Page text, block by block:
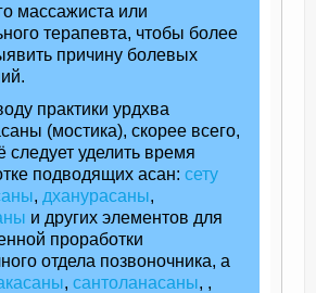
массажиста или
терапевта, чтобы более
причину болевых
практики урдхва
(мостика), скорее всего,
уделить время
подводящих асан: сету
, дханурасаны,
и других элементов для
проработки
отдела позвоночника, а
, сантоланасаны, ,